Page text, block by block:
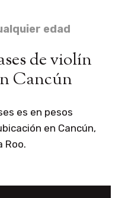
edad
de violín
Cancún
es en pesos
en Cancún,
Roo.